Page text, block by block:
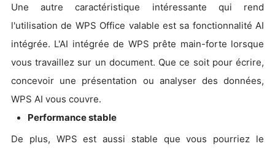
Une autre caractéristique intéressante qui rend
l'utilisation de WPS Office valable est sa fonctionnalité AI
intégrée. L'AI intégrée de WPS prête main-forte lorsque
vous travaillez sur un document. Que ce soit pour écrire,
concevoir une présentation ou analyser des données,
WPS AI vous couvre.
Performance stable
De plus, WPS est aussi stable que vous pourriez le